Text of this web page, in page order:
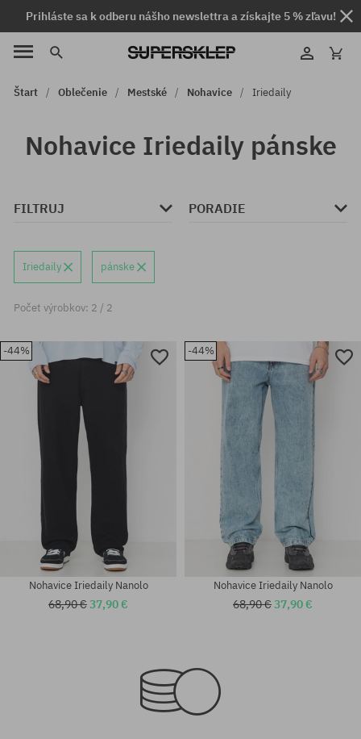
Prihláste sa k odberu nášho newslettra a získajte 5 % zľavu!
Štart Oblečenie Mestské Nohavice Iriedaily
Nohavice Iriedaily pánske
FILTRUJ PORADIE
Iriedaily pánske
Počet výrobkov: 2 / 2
-44%
Nohavice Iriedaily Nanolo
68,90 €37,90 €
-44%
Nohavice Iriedaily Nanolo
68,90 €37,90 €